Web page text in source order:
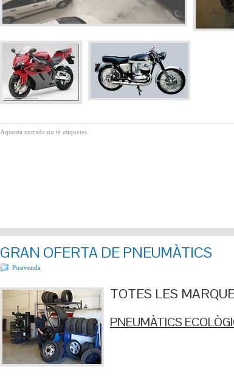
Aquesta entrada no té etiquetes
GRAN OFERTA DE PNEUMÀTICS
Postvenda
TOTES LES
PNEUMÀTICS